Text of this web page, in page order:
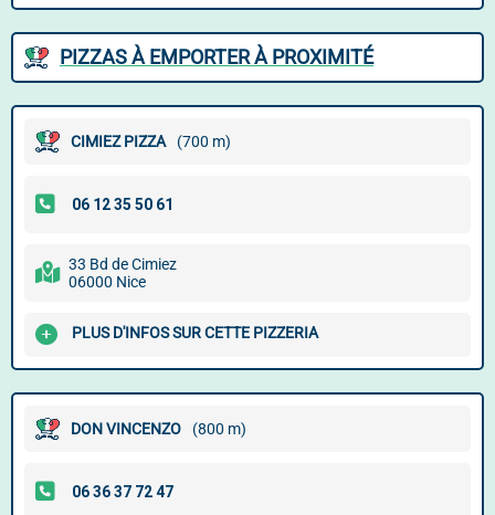
PIZZAS À EMPORTER À PROXIMITÉ
CIMIEZ PIZZA (700 m)
33 Bd de Cimiez
06000 Nice
PLUS D'INFOS SUR CETTE PIZZERIA
DON VINCENZO (800 m)